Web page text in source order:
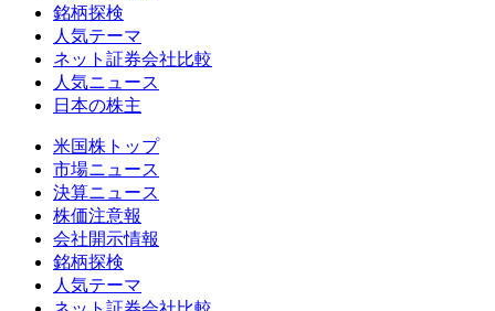
銘柄探検
人気テーマ
ネット証券会社比較
人気ニュース
日本の株主
米国株トップ
市場ニュース
決算ニュース
株価注意報
会社開示情報
銘柄探検
人気テーマ